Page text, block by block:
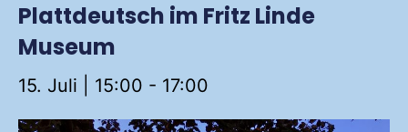
Plattdeutsch im Fritz Linde
Museum
15. Juli | 15:00 - 17:00